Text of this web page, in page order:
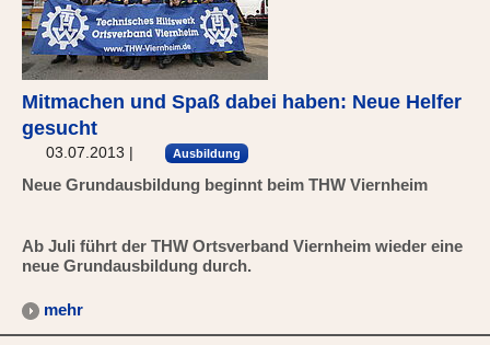
Mitmachen und Spaß dabei haben: Neue Helfer
gesucht
03.07.2013 | Ausbildung
Neue Grundausbildung beginnt beim THW Viernheim
Ab Juli führt der THW Ortsverband Viernheim wieder eine
neue Grundausbildung durch.
mehr